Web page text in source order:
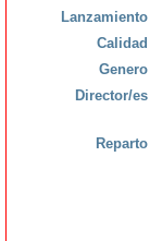
Lanzamiento
Calidad
Genero
Director/es
Reparto